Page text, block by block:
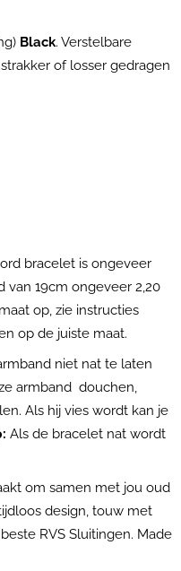
Black. Verstelbare
of losser gedragen
bracelet is ongeveer
van 19cm ongeveer 2,20
op, zie instructies
op de juiste maat.
niet nat te laten
armband douchen,
Als hij vies wordt kan je
Als de bracelet nat wordt
om samen met jou oud
design, touw met
RVS Sluitingen. Made